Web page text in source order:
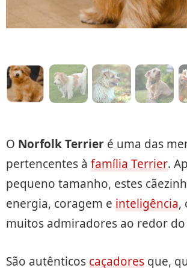
O Norfolk Terrier é uma das
pertencentes à família Terrier.
pequeno tamanho, estes
energia, coragem e inteligência,
muitos admiradores ao redor
São autênticoscaçadores que,